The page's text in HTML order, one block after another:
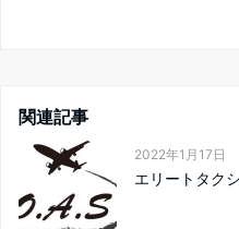
関連記事
2022年1月17日
エリートタク